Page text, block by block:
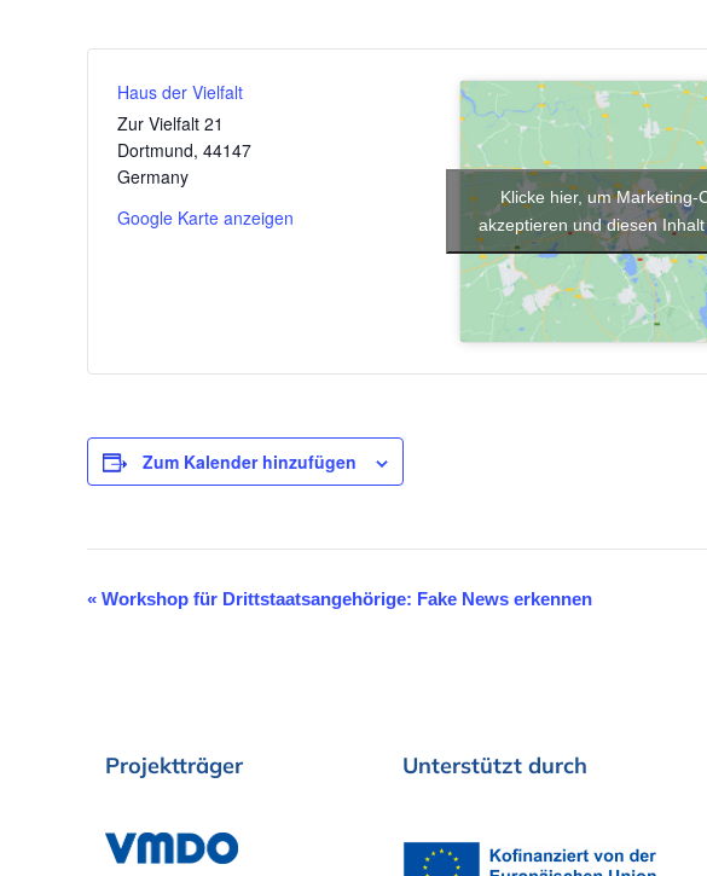
Haus der Vielfalt
Zur Vielfalt 21
Dortmund, 44147
Germany
Google Karte anzeigen
Klicke hier, um Marketing-
akzeptieren und diesen
Zum Kalender hinzufügen
V
« Workshop für Drittstaatsangehörige: Fake News erkennen
Projektträger Unterstützt durch